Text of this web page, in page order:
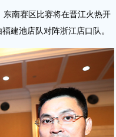
南赛区比赛将在晋江火热开
建池店队对阵浙江店口队。